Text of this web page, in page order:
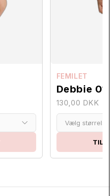
FEMILET
Debbie
130,00 DKK
Vælg størrelse